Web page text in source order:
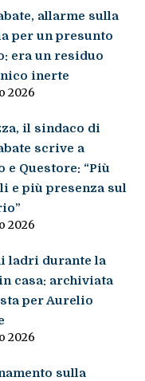
allarme sulla
per un presunto
era un residuo
inerte
2026
il sindaco di
scrive a
e Questore: “Più
e più presenza sul
2026
ladri durante la
casa: archiviata
per Aurelio
2026
sulla